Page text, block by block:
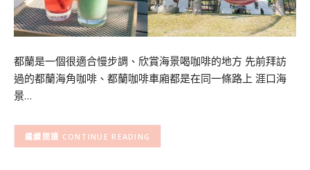
都蘭是一個很適合慢步調、欣賞海景喝咖啡的地方 先前拜訪
過的都蘭海角咖啡、都蘭咖啡車廂都是在同一條路上 涯口海
景…
CONTINUE READING